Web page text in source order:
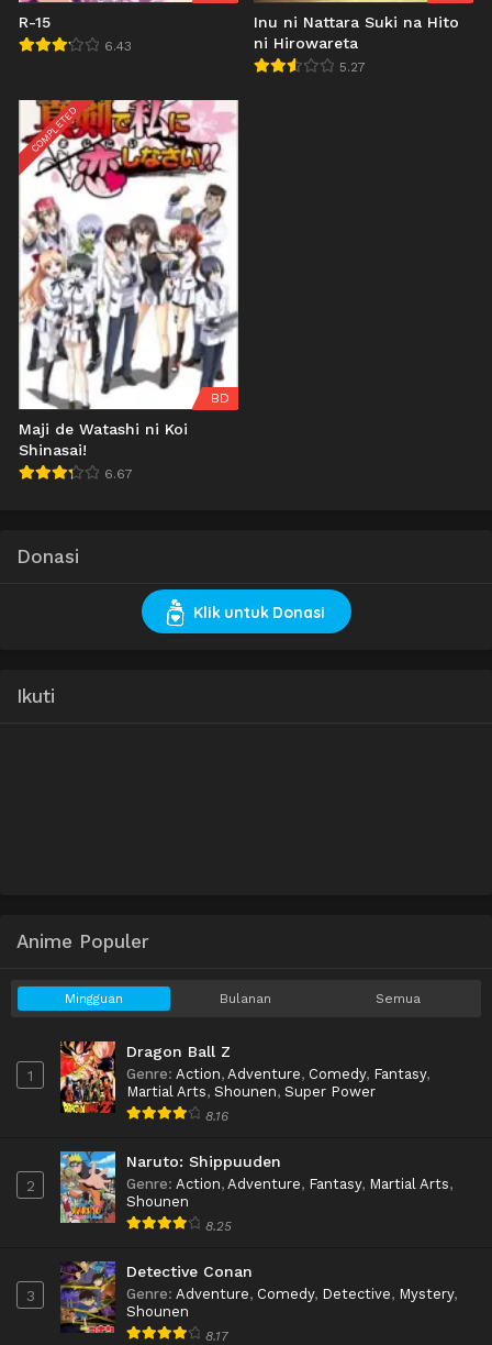
R-15
6.43
Inu ni Nattara Suki na Hito
ni Hirowareta
5.27
COMPLETED
BD
Maji de Watashi ni Koi
Shinasai!
6.67
Donasi
Klik untuk Donasi
Ikuti
Anime Populer
Mingguan Bulanan Semua
1
Dragon Ball Z
Genre: Action, Adventure, Comedy, Fantasy,
Martial Arts, Shounen, Super Power
8.16
2
Naruto: Shippuuden
Genre: Action, Adventure, Fantasy, Martial Arts,
Shounen
8.25
3
Detective Conan
Genre: Adventure, Comedy, Detective, Mystery,
Shounen
8.17